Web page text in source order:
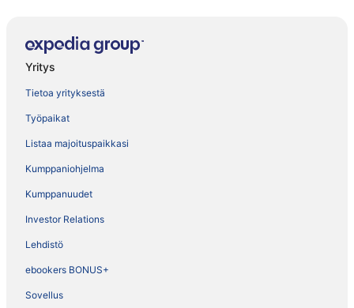
Yritys
Tietoa yrityksestä
Työpaikat
Listaa majoituspaikkasi
Kumppaniohjelma
Kumppanuudet
Investor Relations
Lehdistö
ebookers BONUS+
Sovellus